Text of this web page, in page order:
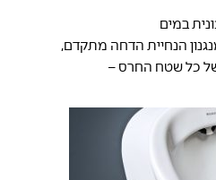
במים
הנחיית הדחה מתקדם,
של כל שטח החרס –